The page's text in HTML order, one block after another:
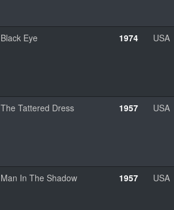
Black Eye 1974 USA
The Tattered Dress 1957 USA
Man In The Shadow 1957 USA